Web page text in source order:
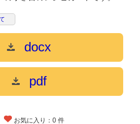
docx
pdf
お気に入り：0 件